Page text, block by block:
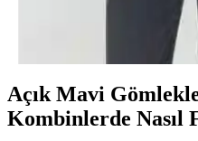
Bu karşılaştırmada
modellerinin tasarım, malzeme
Açık Mavi
Kombinlerde Nasıl